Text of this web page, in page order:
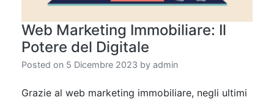
Web Marketing Immobiliare: Il
Potere del Digitale
Posted on 5 Dicembre 2023 by admin
Grazie al web marketing immobiliare, negli ultimi